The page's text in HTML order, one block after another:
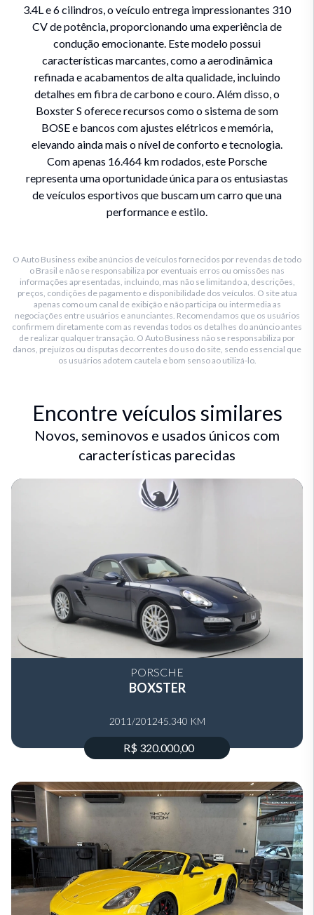
3.4L e 6 cilindros, o veículo entrega impressionantes 310
CV de potência, proporcionando uma experiência de
condução emocionante. Este modelo possui
características marcantes, como a aerodinâmica
refinada e acabamentos de alta qualidade, incluindo
detalhes em fibra de carbono e couro. Além disso, o
Boxster S oferece recursos como o sistema de som
BOSE e bancos com ajustes elétricos e memória,
elevando ainda mais o nível de conforto e tecnologia.
Com apenas 16.464 km rodados, este Porsche
representa uma oportunidade única para os entusiastas
de veículos esportivos que buscam um carro que una
performance e estilo.
O Auto Business exibe anúncios de veículos fornecidos por revendas de todo
o Brasil e não se responsabiliza por eventuais erros ou omissões nas
informações apresentadas, incluindo, mas não se limitando a, descrições,
preços, condições de pagamento e disponibilidade dos veículos. O site atua
apenas como um canal de exibição e não participa ou intermedia as
negociações entre usuários e anunciantes. Recomendamos que os usuários
confirmem diretamente com as revendas todos os detalhes do anúncio antes
de realizar qualquer transação. O Auto Business não se responsabiliza por
danos, prejuízos ou disputas decorrentes do uso do site, sendo essencial que
os usuários adotem cautela e bom senso ao utilizá-lo.
Encontre veículos similares
Novos, seminovos e usados únicos com
características parecidas
PORSCHE
BOXSTER
2011/201245.340 KM
R$ 320.000,00